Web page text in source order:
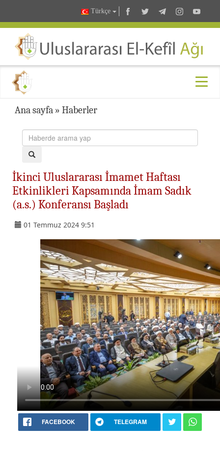
Türkçe
Ana sayfa » Haberler
İkinci Uluslararası İmamet Haftası
Etkinlikleri Kapsamında İmam Sadık
(a.s.) Konferansı Başladı
01 Temmuz 2024 9:51
FACEBOOK TELEGRAM